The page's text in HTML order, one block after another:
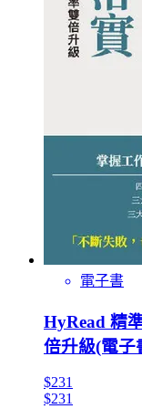
電子書
HyRead 精
倍升級(電子
$231
$231